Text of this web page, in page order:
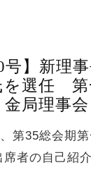
号】新理
を選任 第
金局理事会
第35総会期
者の自己紹